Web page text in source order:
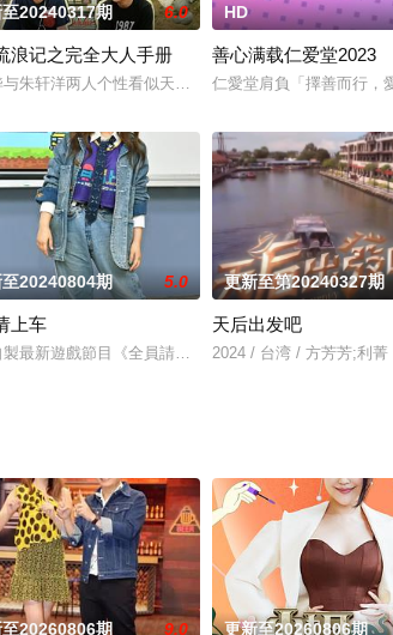
頻道播放、串流平台上架的精彩劇集、綜藝節目。節
、資訊，並堅守「留住初心，繼續創新」的精神，推出
20240317期 6.0
浪记之完全大人手册
与朱轩洋两人个性看似天差地远，但私底下感情相当要
HD
善心满载仁爱堂2023
仁愛堂肩負「擇善而行，
主持。本季更邀請 #具俊曄、#徐若瑄、#黃宣、#王淨
潮，開民宿、露營場、快炒店、寵物店、五金行、餐
20240804期 5.0
上车
製最新遊戲節目《全員請上車》推出招生影片，納豆、
更新至第20240327期
天后出发吧
2024 / 台湾 / 方芳芳;利菁
20260806期 9.0 更新至20260806期